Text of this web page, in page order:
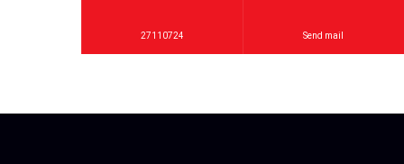
27110724 Send mail